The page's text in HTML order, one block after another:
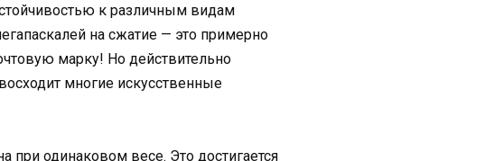
к различным видам
на сжатие — это примерно
марку! Но действительно
многие искусственные
при одинаковом весе. Это достигается